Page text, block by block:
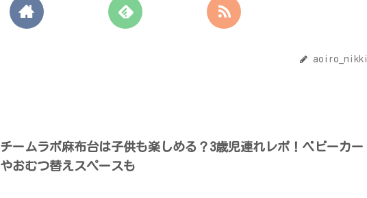
aoiro_nikki
チームラボ麻布台は子供も楽しめる？3歳児連れレポ！ベビーカー
やおむつ替えスペースも